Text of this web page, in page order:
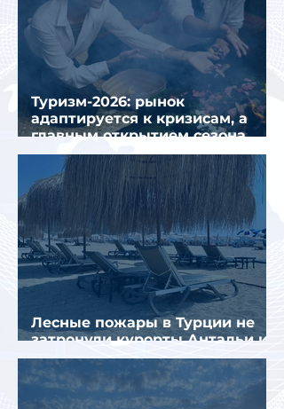
Туризм-2026: рынок
адаптируется к кризисам, а
главным открытием сезона
стал Вьетнам
Лесные пожары в Турции не
затронули курорты Антальи и
Муглы